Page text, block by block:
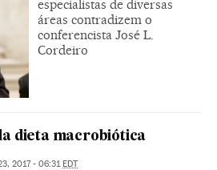
especialistas de diversas
áreas contradizem o
conferencista José L.
Cordeiro
dieta macrobiótica
2017 - 06:31EDT